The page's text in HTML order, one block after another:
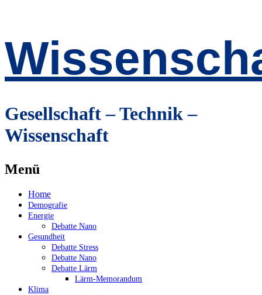
Gesellschaft – Technik –
Wissenschaft
Menü
Zum
Inhalt
springen
Home
Demografie
Energie
Debatte Nano
Gesundheit
Debatte Stress
Debatte Nano
Debatte Lärm
Lärm-Memorandum
Klima